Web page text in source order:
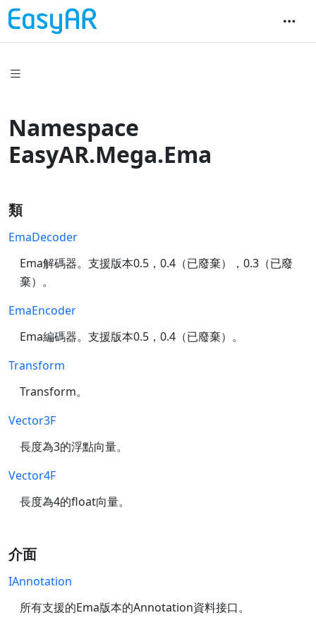
Namespace
EasyAR.Mega.Ema
類
EmaDecoder
Ema解碼器。支援版本0.5，0.4（已廢棄），0.3（已廢
棄）。
EmaEncoder
Ema編碼器。支援版本0.5，0.4（已廢棄）。
Transform
Transform。
Vector3F
長度為3的浮點向量。
Vector4F
長度為4的float向量。
介面
IAnnotation
所有支援的Ema版本的Annotation資料接口。